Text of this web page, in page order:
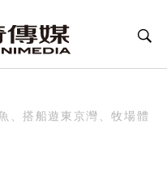
、搭船遊東京灣、牧場體